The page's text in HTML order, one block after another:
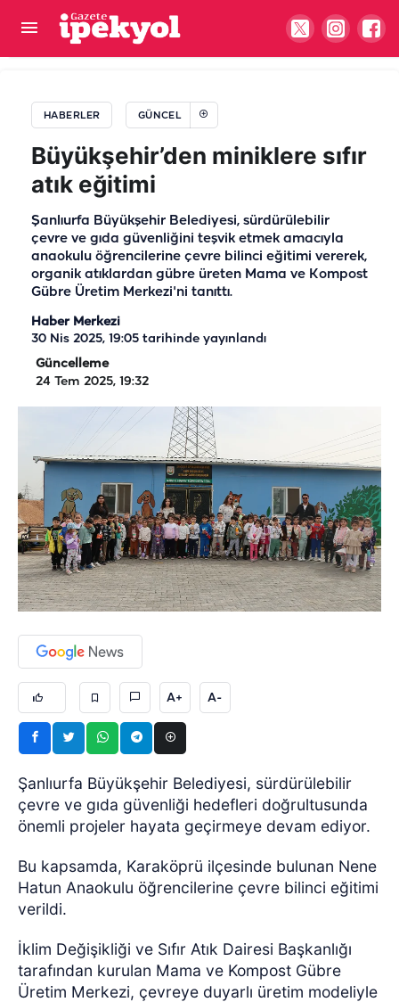
HABERLER GÜNCEL
Büyükşehir’den miniklere sıfır
atık eğitimi
Şanlıurfa Büyükşehir Belediyesi, sürdürülebilir
çevre ve gıda güvenliğini teşvik etmek amacıyla
anaokulu öğrencilerine çevre bilinci eğitimi vererek,
organik atıklardan gübre üreten Mama ve Kompost
Gübre Üretim Merkezi'ni tanıttı.
Haber Merkezi
30 Nis 2025, 19:05 tarihinde yayınlandı
Güncelleme
24 Tem 2025, 19:32
A+ A-
Şanlıurfa Büyükşehir Belediyesi, sürdürülebilir
çevre ve gıda güvenliği hedefleri doğrultusunda
önemli projeler hayata geçirmeye devam ediyor.
Bu kapsamda, Karaköprü ilçesinde bulunan Nene
Hatun Anaokulu öğrencilerine çevre bilinci eğitimi
verildi.
İklim Değişikliği ve Sıfır Atık Dairesi Başkanlığı
tarafından kurulan Mama ve Kompost Gübre
Üretim Merkezi, çevreye duyarlı üretim modeliyle
Hakim ve savcılar için HSK kararı: 333 kişiye ceza,